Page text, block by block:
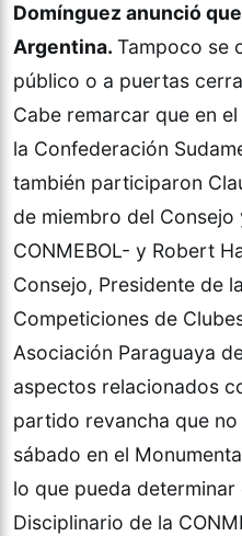
Domínguez anunció
Argentina. Tampoco se
público o a puertas
Cabe remarcar que en
la Confederación
también participaron
de miembro del
CONMEBOL- y Robert
Consejo, Presidente de
Competiciones de
Asociación Paraguaya
aspectos relacionados
partido revancha que
sábado en el
lo que pueda determinar
Disciplinario de la